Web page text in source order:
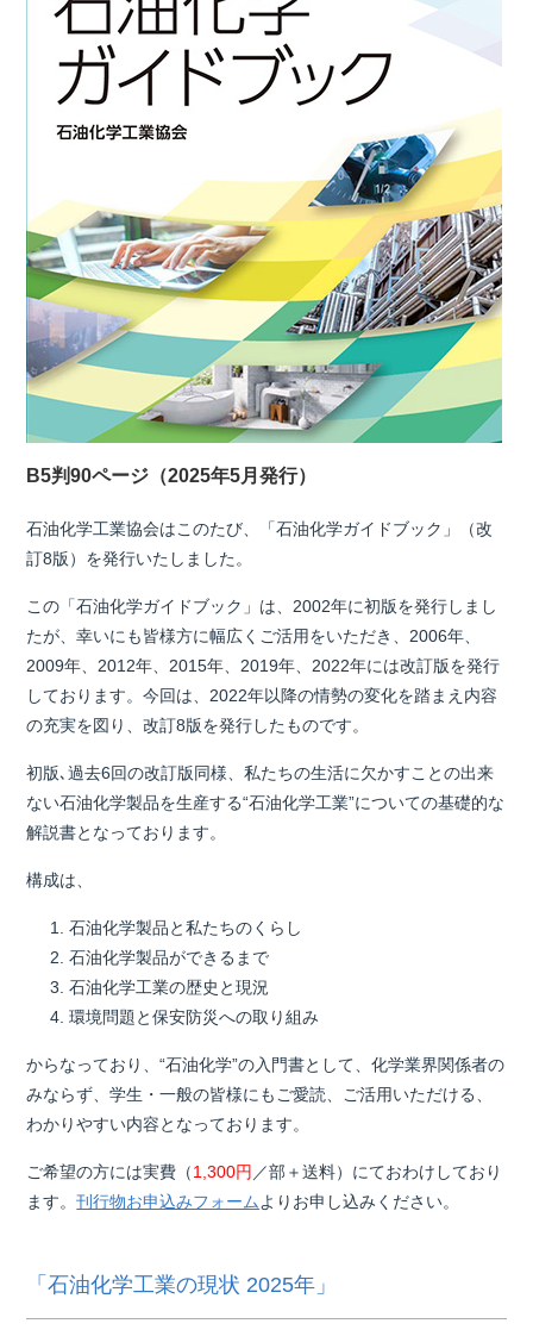
B5判90ページ（2025年5月発行）
石油化学工業協会はこのたび、「石油化学ガイドブック」（改
訂8版）を発行いたしました。
この「石油化学ガイドブック」は、2002年に初版を発行しまし
たが、幸いにも皆様方に幅広くご活用をいただき、2006年、
2009年、2012年、2015年、2019年、2022年には改訂版を発行
しております。今回は、2022年以降の情勢の変化を踏まえ内容
の充実を図り、改訂8版を発行したものです。
初版､過去6回の改訂版同様、私たちの生活に欠かすことの出来
ない石油化学製品を生産する“石油化学工業”についての基礎的な
解説書となっております。
構成は、
1. 石油化学製品と私たちのくらし
2. 石油化学製品ができるまで
3. 石油化学工業の歴史と現況
4. 環境問題と保安防災への取り組み
からなっており、“石油化学”の入門書として、化学業界関係者の
みならず、学生・一般の皆様にもご愛読、ご活用いただける、
わかりやすい内容となっております。
ご希望の方には実費（1,300円 ／部＋送料）にておわけしており
ます。刊行物お申込みフォーム よりお申し込みください。
「石油化学工業の現状 2025年」